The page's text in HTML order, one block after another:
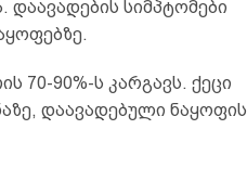
სიმპტომები
90%-ს კარგავს. ქეცი
დაავადებული ნაყოფის